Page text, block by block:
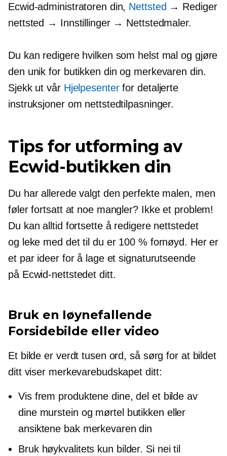
Ecwid-administratoren din, Nettsted → Rediger
nettsted → Innstillinger → Nettstedmaler.
Du kan redigere hvilken som helst mal og gjøre
den unik for butikken din og merkevaren din.
Sjekk ut vår Hjelpesenterfor detaljerte
instruksjoner om nettstedtilpasninger.
Tips for utforming av
Ecwid-butikken din
Du har allerede valgt den perfekte malen, men
føler fortsatt at noe mangler? Ikke et problem!
Du kan alltid fortsette å redigere nettstedet
og leke med det til du er 100 % fornøyd. Her er
et par ideer for å lage et signaturutseende
på Ecwid-nettstedet ditt.
Bruk en Iøynefallende
Forsidebilde eller video
Et bilde er verdt tusen ord, så sørg for at bildet
ditt viser merkevarebudskapet ditt:
Vis frem produktene dine, del et bilde av
dine murstein og mørtel butikken eller
ansiktene bak merkevaren din
Bruk høykvalitets kun bilder. Si nei til